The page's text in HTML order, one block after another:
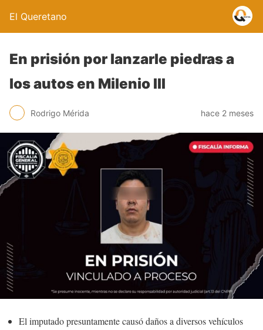
El Queretano
En prisión por lanzarle piedras a
los autos en Milenio III
Rodrigo Mérida hace 2 meses
El imputado presuntamente causó daños a diversos vehículos